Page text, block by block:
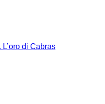
di Cabras